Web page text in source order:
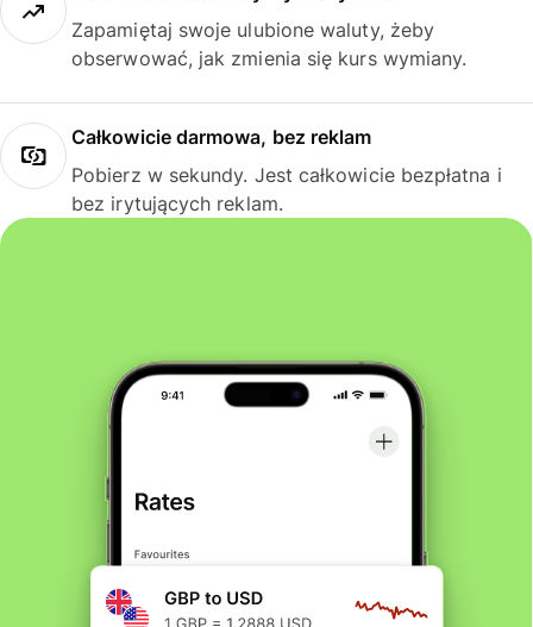
Zapamiętaj swoje ulubione waluty, żeby
obserwować, jak zmienia się kurs wymiany.
Całkowicie darmowa, bez reklam
Pobierz w sekundy. Jest całkowicie bezpłatna i
bez irytujących reklam.